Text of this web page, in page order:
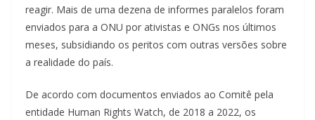
reagir. Mais de uma dezena de informes paralelos foram
enviados para a ONU por ativistas e ONGs nos últimos
meses, subsidiando os peritos com outras versões sobre
a realidade do país.
De acordo com documentos enviados ao Comitê pela
entidade Human Rights Watch, de 2018 a 2022, os